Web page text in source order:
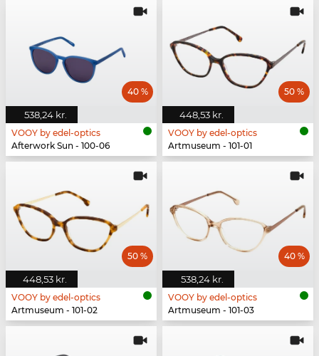
538,24 kr.
40 %
VOOY by edel-optics
Afterwork Sun - 100-06
448,53 kr.
50 %
VOOY by edel-optics
Artmuseum - 101-01
448,53 kr.
50 %
VOOY by edel-optics
Artmuseum - 101-02
538,24 kr.
40 %
VOOY by edel-optics
Artmuseum - 101-03